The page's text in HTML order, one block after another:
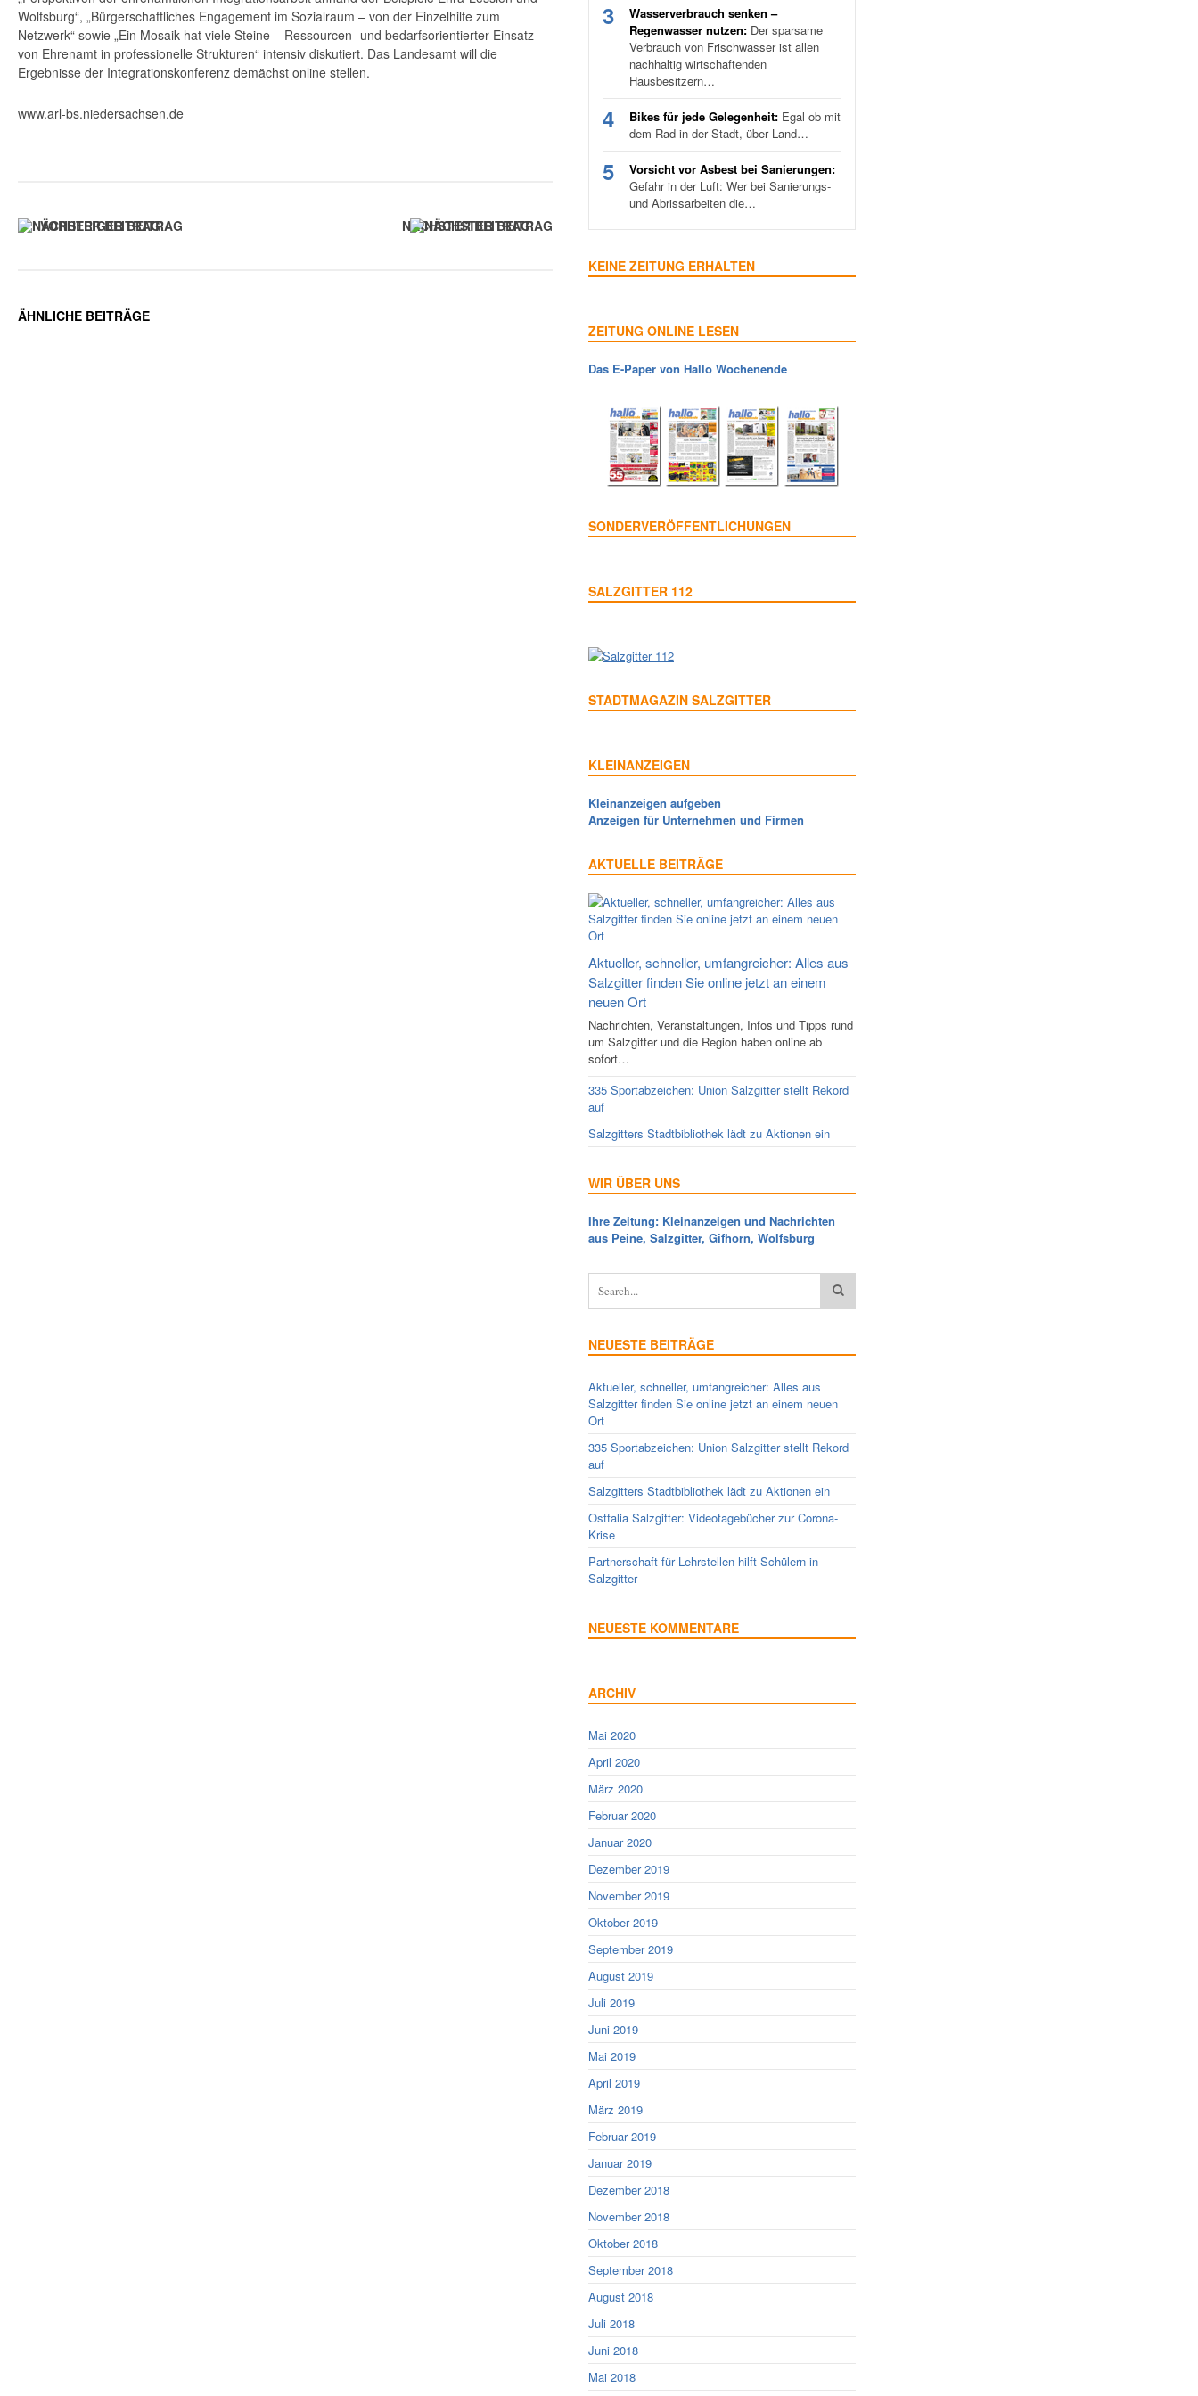
Wolfsburg“, „Bürgerschaftliches Engagement im Sozialraum – von der Einzelhilfe zum
Netzwerk“ sowie „Ein Mosaik hat viele Steine – Ressourcen- und bedarfsorientierter Einsatz
von Ehrenamt in professionelle Strukturen“ intensiv diskutiert. Das Landesamt will die
Ergebnisse der Integrationskonferenz demächst online stellen.
www.arl-bs.niedersachsen.de
VORHERIGER BEITRAG NÄCHSTER BEITRAG
ÄHNLICHE BEITRÄGE
3
Wasserverbrauch senken –
Regenwasser nutzen: Der sparsame
Verbrauch von Frischwasser ist allen
nachhaltig wirtschaftenden
Hausbesitzern…
4 Bikes für jede Gelegenheit: Egal ob mit
dem Rad in der Stadt, über Land…
5
Vorsicht vor Asbest bei Sanierungen:
Gefahr in der Luft: Wer bei Sanierungs-
und Abrissarbeiten die…
KEINE ZEITUNG ERHALTEN
ZEITUNG ONLINE LESEN
Das E-Paper von Hallo Wochenende
SONDERVERÖFFENTLICHUNGEN
SALZGITTER 112
STADTMAGAZIN SALZGITTER
KLEINANZEIGEN
Kleinanzeigen aufgeben
Anzeigen für Unternehmen und Firmen
AKTUELLE BEITRÄGE
Aktueller, schneller, umfangreicher: Alles aus
Salzgitter finden Sie online jetzt an einem
neuen Ort
Nachrichten, Veranstaltungen, Infos und Tipps rund
um Salzgitter und die Region haben online ab
sofort…
335 Sportabzeichen: Union Salzgitter stellt Rekord
auf
Salzgitters Stadtbibliothek lädt zu Aktionen ein
WIR ÜBER UNS
Ihre Zeitung: Kleinanzeigen und Nachrichten
aus Peine, Salzgitter, Gifhorn, Wolfsburg
NEUESTE BEITRÄGE
Aktueller, schneller, umfangreicher: Alles aus
Salzgitter finden Sie online jetzt an einem neuen
Ort
335 Sportabzeichen: Union Salzgitter stellt Rekord
auf
Salzgitters Stadtbibliothek lädt zu Aktionen ein
Ostfalia Salzgitter: Videotagebücher zur Corona-
Krise
Partnerschaft für Lehrstellen hilft Schülern in
Salzgitter
NEUESTE KOMMENTARE
ARCHIV
Mai 2020
April 2020
März 2020
Februar 2020
Januar 2020
Dezember 2019
November 2019
Oktober 2019
September 2019
August 2019
Juli 2019
Juni 2019
Mai 2019
April 2019
März 2019
Februar 2019
Januar 2019
Dezember 2018
November 2018
Oktober 2018
September 2018
August 2018
Juli 2018
Juni 2018
Mai 2018